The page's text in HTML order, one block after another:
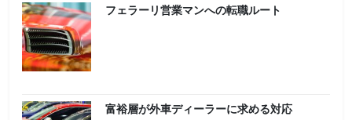
フェラーリ営業マンへの転職ルート
富裕層が外車ディーラーに求める対応